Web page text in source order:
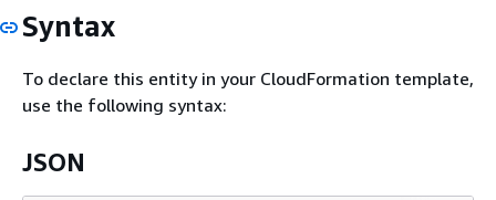
Syntax
To declare this entity in your CloudFormation template,
use the following syntax:
JSON